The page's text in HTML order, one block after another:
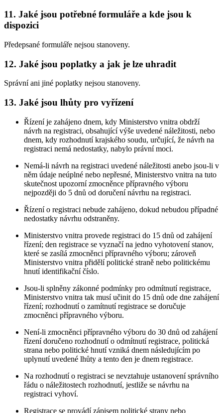
11. Jaké jsou potřebné formuláře a kde jsou k
dispozici
Předepsané formuláře nejsou stanoveny.
12. Jaké jsou poplatky a jak je lze uhradit
Správní ani jiné poplatky nejsou stanoveny.
13. Jaké jsou lhůty pro vyřízení
Řízení je zahájeno dnem, kdy Ministerstvo vnitra obdrží
návrh na registraci, obsahující výše uvedené náležitosti, nebo
dnem, kdy rozhodnutí krajského soudu, určující, že návrh na
registraci nemá nedostatky, nabylo právní moci.
Nemá-li návrh na registraci uvedené náležitosti anebo jsou-li v
něm údaje neúplné nebo nepřesné, Ministerstvo vnitra na tuto
skutečnost upozorní zmocněnce přípravného výboru
nejpozději do 5 dnů od doručení návrhu na registraci.
Řízení o registraci nebude zahájeno, dokud nebudou případné
nedostatky návrhu odstraněny.
Ministerstvo vnitra provede registraci do 15 dnů od zahájení
řízení; den registrace se vyznačí na jedno vyhotovení stanov,
které se zasílá zmocněnci přípravného výboru; zároveň
Ministerstvo vnitra přidělí politické straně nebo politickému
hnutí identifikační číslo.
Jsou-li splněny zákonné podmínky pro odmítnutí registrace,
Ministerstvo vnitra tak musí učinit do 15 dnů ode dne zahájení
řízení; rozhodnutí o zamítnutí registrace se doručuje
zmocněnci přípravného výboru.
Není-li zmocněnci přípravného výboru do 30 dnů od zahájení
řízení doručeno rozhodnutí o odmítnutí registrace, politická
strana nebo politické hnutí vzniká dnem následujícím po
uplynutí uvedené lhůty a tento den je dnem registrace.
Na rozhodnutí o registraci se nevztahuje ustanovení správního
řádu o náležitostech rozhodnutí, jestliže se návrhu na
registraci vyhoví.
Registrace se provádí zápisem politické strany nebo